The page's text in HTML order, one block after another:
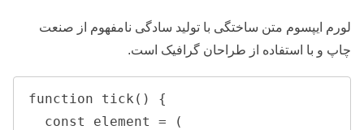
لورم ایپسوم متن ساختگی با تولید سادگی نامفهوم از صنعت
چاپ و با استفاده از طراحان گرافیک است.
function tick() {